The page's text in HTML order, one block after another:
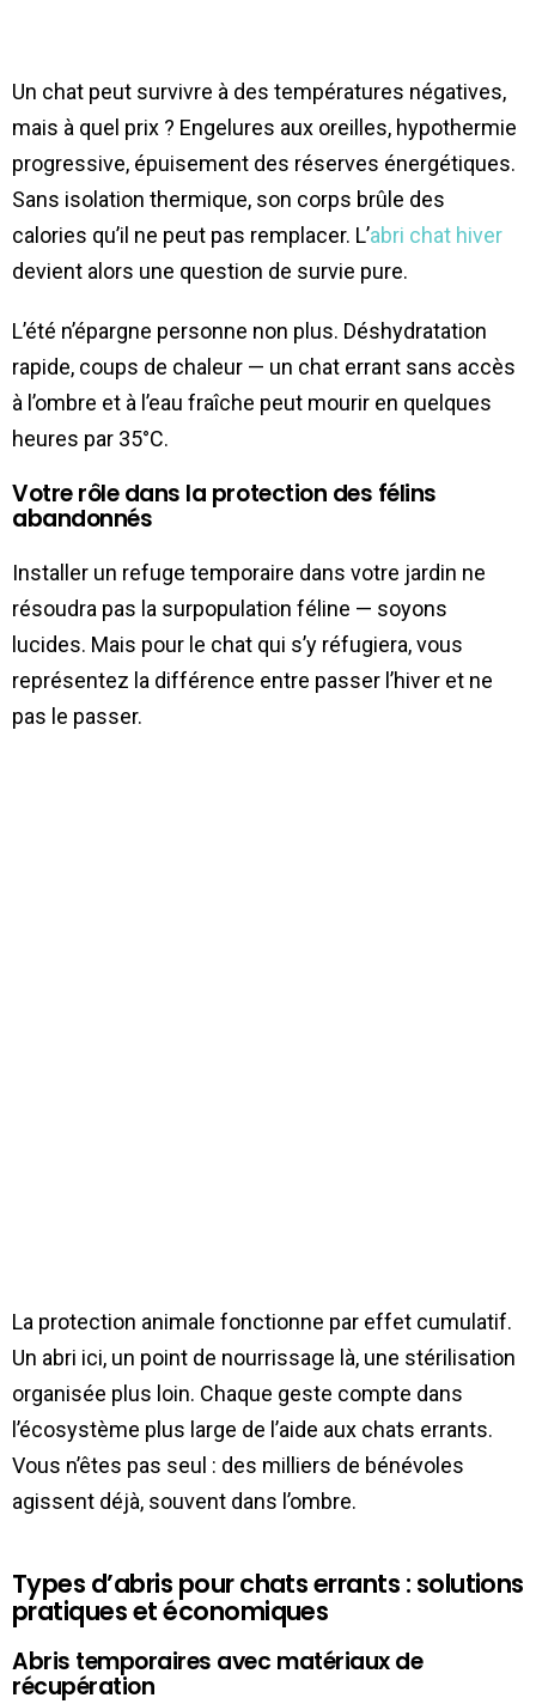
Un chat peut survivre à des températures négatives,
mais à quel prix ? Engelures aux oreilles, hypothermie
progressive, épuisement des réserves énergétiques.
Sans isolation thermique, son corps brûle des
calories qu’il ne peut pas remplacer. L’abri chat hiver
devient alors une question de survie pure.
L’été n’épargne personne non plus. Déshydratation
rapide, coups de chaleur — un chat errant sans accès
à l’ombre et à l’eau fraîche peut mourir en quelques
heures par 35°C.
Votre rôle dans la protection des félins
abandonnés
Installer un refuge temporaire dans votre jardin ne
résoudra pas la surpopulation féline — soyons
lucides. Mais pour le chat qui s’y réfugiera, vous
représentez la différence entre passer l’hiver et ne
pas le passer.
La protection animale fonctionne par effet cumulatif.
Un abri ici, un point de nourrissage là, une stérilisation
organisée plus loin. Chaque geste compte dans
l’écosystème plus large de l’aide aux chats errants.
Vous n’êtes pas seul : des milliers de bénévoles
agissent déjà, souvent dans l’ombre.
Types d’abris pour chats errants : solutions
pratiques et économiques
Abris temporaires avec matériaux de
récupération